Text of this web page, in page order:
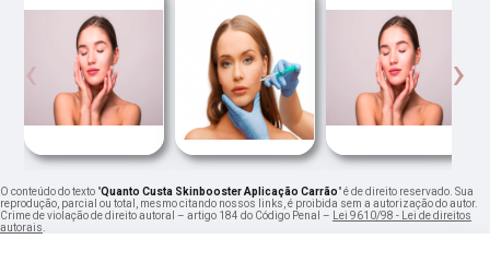
‹ ›
O conteúdo do texto "Quanto Custa Skinbooster Aplicação Carrão" é de direito reservado. Sua
reprodução, parcial ou total, mesmo citando nossos links, é proibida sem a autorização do autor.
Crime de violação de direito autoral – artigo 184 do Código Penal –
Lei 9610/98 - Lei de direitos
autorais